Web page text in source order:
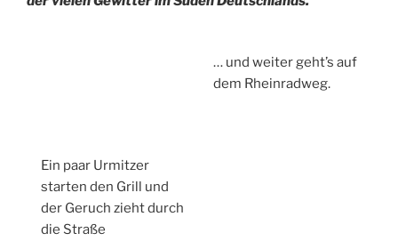
… und weiter geht’s auf
dem Rheinradweg.
Ein paar Urmitzer
starten den Grill und
der Geruch zieht durch
die Straße